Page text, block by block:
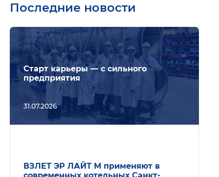
Последние новости
Старт карьеры — с сильного
предприятия
31.07.2026
ВЗЛЕТ ЭР ЛАЙТ М применяют в